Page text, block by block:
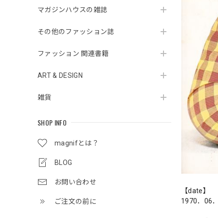
マガジンハウスの雑誌
その他のファッション誌
ファッション 関連書籍
ART & DESIGN
雑貨
SHOP INFO
magnifとは？
BLOG
お問い合わせ
ご注文の前に
【date】
1970．06